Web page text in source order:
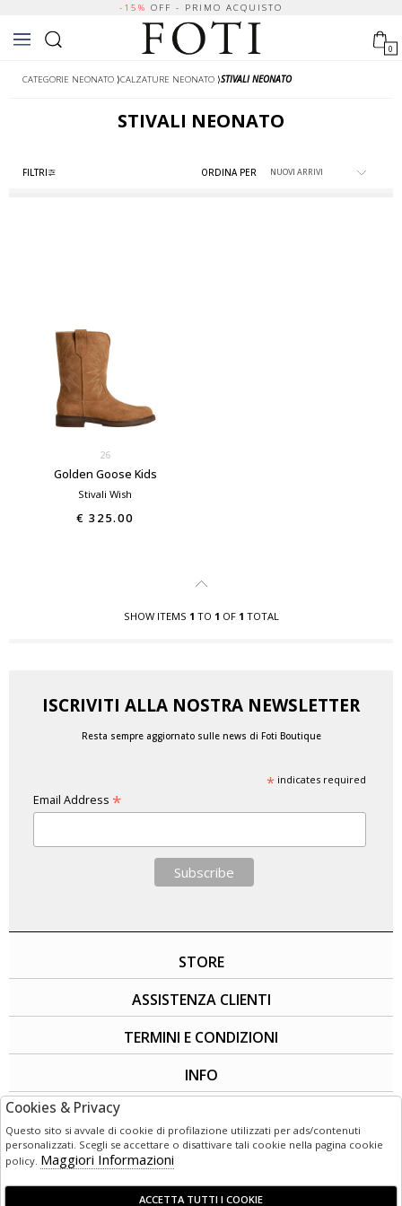
-15% OFF - PRIMO ACQUISTO
0
CATEGORIE NEONATO ⟩CALZATURE NEONATO ⟩STIVALI NEONATO
STIVALI NEONATO
FILTRI ORDINA PER
26
Golden Goose Kids
Stivali Wish
€ 325.00
SHOW ITEMS 1 TO 1 OF 1 TOTAL
ISCRIVITI ALLA NOSTRA NEWSLETTER
Resta sempre aggiornato sulle news di Foti Boutique
*indicates required
Email Address *
STORE
ASSISTENZA CLIENTI
TERMINI E CONDIZIONI
INFO
Cookies & Privacy
Questo sito si avvale di cookie di profilazione utilizzati per ads/contenuti
personalizzati. Scegli se accettare o disattivare tali cookie nella pagina cookie
policy. Maggiori Informazioni
ACCETTA TUTTI I COOKIE